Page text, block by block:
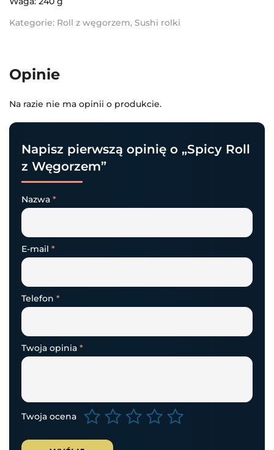
Kategorie: Roll z węgorzem, Sushi rolki
Opinie
Na razie nie ma opinii o produkcie.
Napisz pierwszą opinię o „Spicy Roll
z Węgorzem”
Nazwa *
E-mail *
Telefon *
Twoja ocena
Twoja opinia *